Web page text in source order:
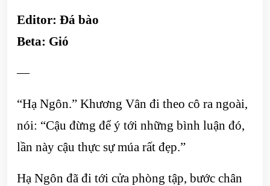
Editor: Đá bào
Beta: Gió
—
“Hạ Ngôn.” Khương Vân đi theo cô ra ngoài,
nói: “Cậu đừng để ý tới những bình luận đó,
lần này cậu thực sự múa rất đẹp.”
Hạ Ngôn đã đi tới cửa phòng tập, bước chân